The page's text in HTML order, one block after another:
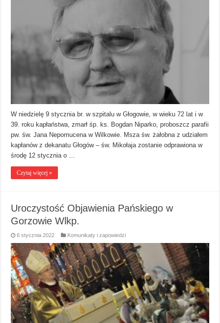
W niedzielę 9 stycznia br. w szpitalu w Głogowie, w wieku 72 lat i w
39. roku kapłaństwa, zmarł śp. ks. Bogdan Niparko, proboszcz parafii
pw. św. Jana Nepomucena w Wilkowie. Msza św. żałobna z udziałem
kapłanów z dekanatu Głogów – św. Mikołaja zostanie odprawiona w
środę 12 stycznia o …
Czytaj więcej »
Uroczystość Objawienia Pańskiego w
Gorzowie Wlkp.
6 stycznia 2022 Komunikaty i zapowiedzi